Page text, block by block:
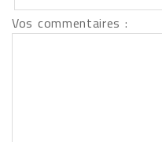
Vos commentaires :